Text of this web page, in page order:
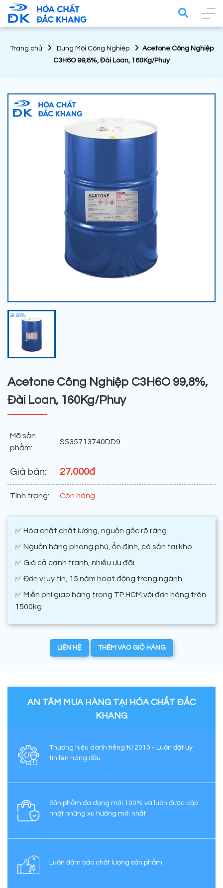
Trang chủ Dung Môi Công Nghiệp
Acetone Công Nghiệp
C3H6O 99,8%, Đài Loan, 160Kg/Phuy
Acetone Công Nghiệp C3H6O 99,8%,
Đài Loan, 160Kg/Phuy
Mã sản
phẩm:
S535713740DD9
Giá bán: 27.000đ
Tình trạng: Còn hàng
✅ Hóa chất chất lượng, nguồn gốc rõ ràng
✅ Nguồn hàng phong phú, ổn định, có sẵn tại kho
✅ Giá cả cạnh tranh, nhiều ưu đãi
✅ Đơn vị uy tín, 15 năm hoạt động trong ngành
✅ Miễn phí giao hàng trong TP.HCM với đơn hàng trên
1500kg
LIÊN HỆ THÊM VÀO GIỎ HÀNG
AN TÂM MUA HÀNG TẠI HÓA CHẤT ĐẮC
KHANG
Thương hiệu danh tiếng từ 2010 - Luôn đặt uy
tín lên hàng đầu
Sản phẩm đa dạng mới 100% và luôn được cập
nhật những xu hướng mới nhất
Luôn đảm bảo chất lượng sản phẩm